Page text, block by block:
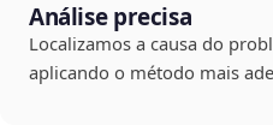
Análise precisa
Localizamos a causa do
aplicando o método mais